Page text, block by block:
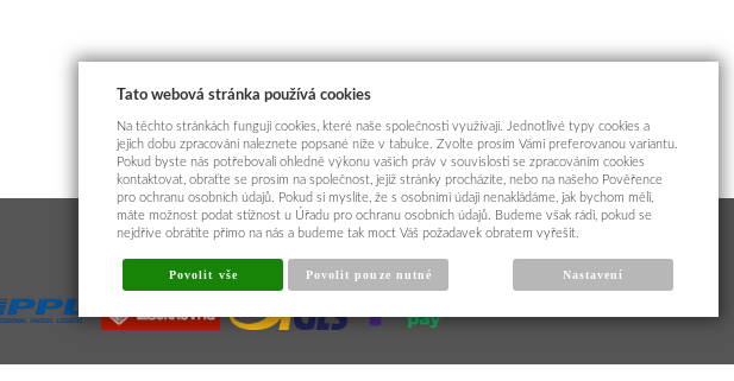
Tato webová stránka používá cookies
Na těchto stránkách fungují cookies, které naše společnosti využívají. Jednotlivé typy cookies a
jejich dobu zpracování naleznete popsané níže v tabulce. Zvolte prosím Vámi preferovanou variantu.
Pokud byste nás potřebovali ohledně výkonu vašich práv v souvislosti se zpracováním cookies
kontaktovat, obraťte se prosím na společnost, jejíž stránky procházíte, nebo na našeho Pověřence
pro ochranu osobních údajů. Pokud si myslíte, že s osobními údaji nenakládáme, jak bychom měli,
máte možnost podat stížnost u Úřadu pro ochranu osobních údajů. Budeme však rádi, pokud se
nejdříve obrátíte přímo na nás a budeme tak moct Váš požadavek obratem vyřešit.
Povolit vše Povolit pouze nutné Nastavení